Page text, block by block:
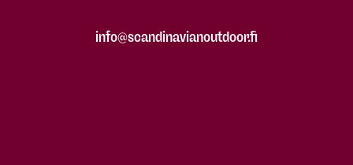
info@scandinavianoutdoor.fi